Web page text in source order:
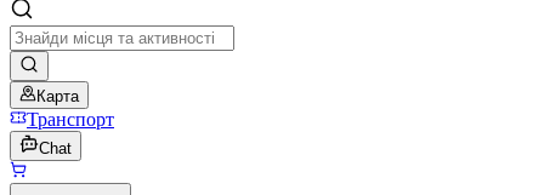
Карта
Транспорт
Chat